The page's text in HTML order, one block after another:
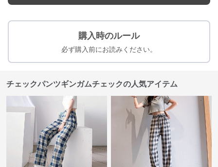
購入時のルール
必ず購入前にお読みください。
チェックパンツギンガムチェックの人気アイテム